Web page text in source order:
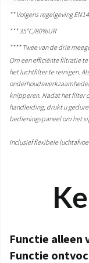
** Volgens regelgeving
*** 35°C/80%UR
**** Twee van de drie
Om een efficiënte filtratie
het luchtfilter te reinigen.
knipperen. Nadat het filter
handleiding, drukt u
bedieningspaneel om het
Inclusief flexibele
Functie alleen
Functie